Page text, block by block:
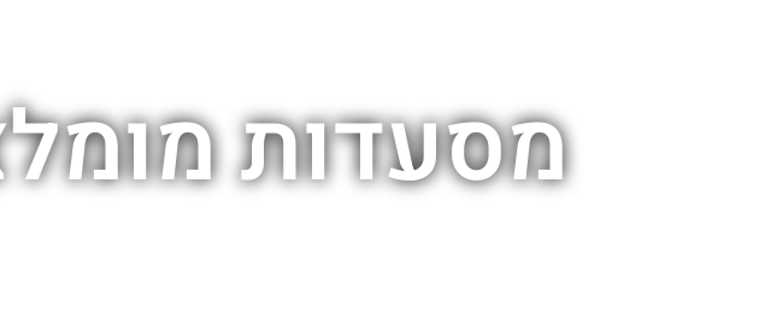
מסעדות